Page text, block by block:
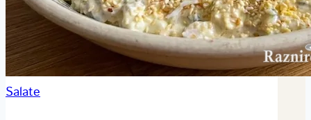
Salate